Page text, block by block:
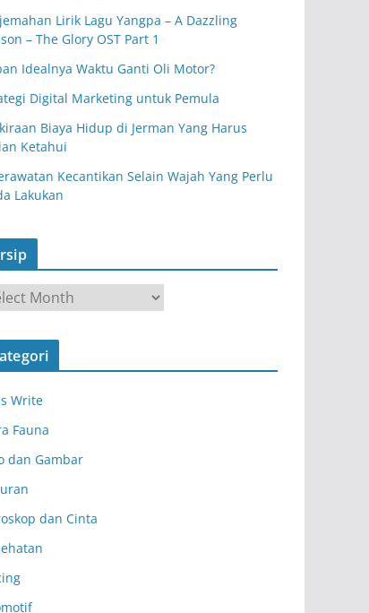
Lirik Lagu Yangpa – A Dazzling
– The Glory OST Part 1
Idealnya Waktu Ganti Oli Motor?
Digital Marketing untuk Pemula
Biaya Hidup di Jerman Yang Harus
Ketahui
Kecantikan Selain Wajah Yang Perlu
Lakukan
Write
Fauna
dan Gambar
dan Cinta